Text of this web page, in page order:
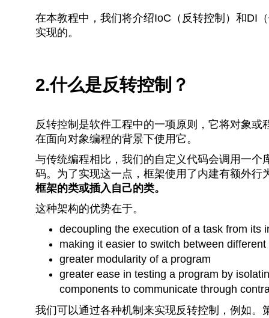
在本教程中，我们将介绍IoC（反转控制）和DI
实现的。
2.什么是反转控制？
反转控制是软件工程中的一项原则，它将对象
在面向对象编程的背景下使用它。
与传统编程相比，我们的自定义代码会调用一
码。为了实现这一点，框架使用了内建有额外行
框架的类或插入自己的类。
这种架构的优势在于。
decoupling the execution of a task from its
making it easier to switch between
greater modularity of a program
greater ease in testing a program by
components to communicate through
我们可以通过各种机制来实现反转控制，例如